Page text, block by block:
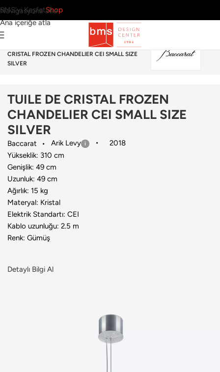
Navigasyona atla
Ana içeriğe atla
BMS’yi KeşfetShop
›Baccarat
TUILE DE
CRISTAL FROZEN CHANDELIER CEI SMALL SIZE
SILVER
TUILE DE CRISTAL FROZEN
CHANDELIER CEI SMALL SIZE
SILVER
Baccarat Arik Levy
2018
Yükseklik: 310 cm
Genişlik: 49 cm
Uzunluk: 49 cm
Ağırlık: 15 kg
Materyal: Kristal
Elektrik Standartı: CEI
Kablo uzunluğu: 2.5 m
Renk: Gümüş
Detaylı Bilgi Al